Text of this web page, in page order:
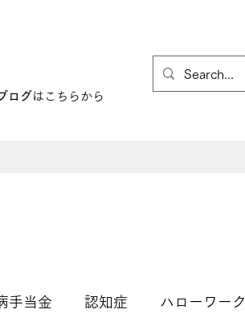
ログ はこちらから
手当金 認知症 ハローワーク